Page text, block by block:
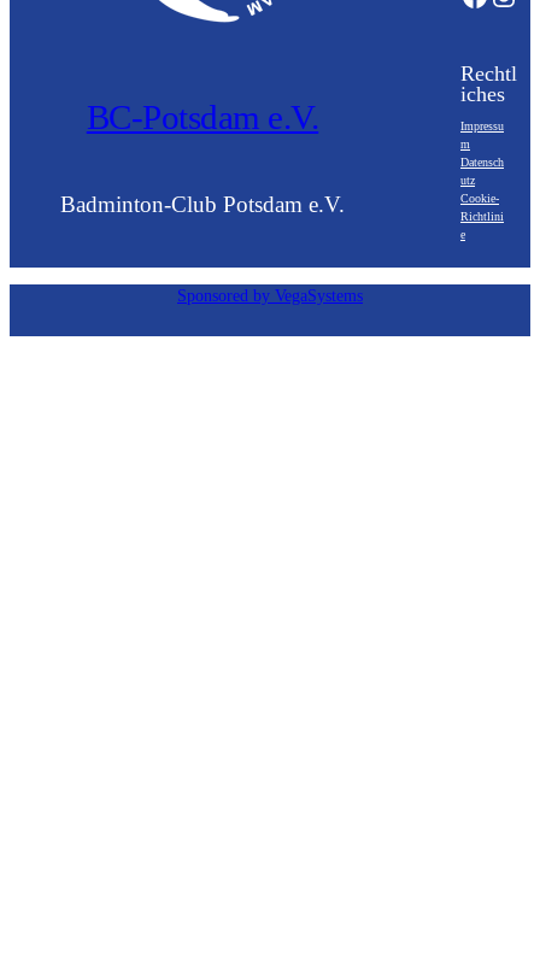
BC-Potsdam e.V.
Badminton-Club Potsdam e.V.
Rechtl
iches
Impressu
m
Datensch
utz
Cookie-
Richtlini
e
Sponsored by VegaSystems